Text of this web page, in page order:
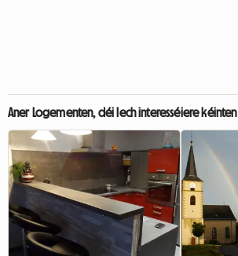
Aner Logementen, déi Iech interesséiere kéinten